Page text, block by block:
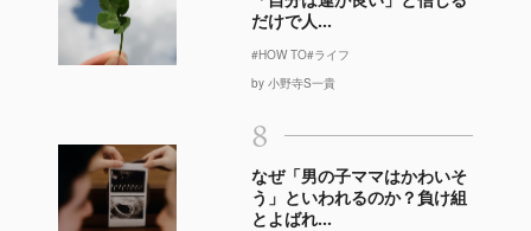
だけで人...
#HOW TO#ライフ
by 小野寺S一貴
8
なぜ「男の子ママはかわいそ
う」といわれるのか？負け組
とよばれ...